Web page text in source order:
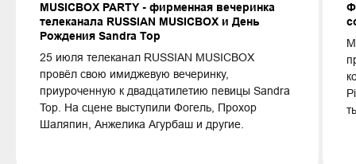
MUSICBOX PARTY - фирменная вечеринка
телеканала RUSSIAN MUSICBOX и День
Рождения Sandra Top
25 июля телеканал RUSSIAN MUSICBOX
провёл свою имиджевую вечеринку,
приуроченную к двадцатилетию певицы Sandra
Top. На сцене выступили Фогель, Прохор
Шаляпин, Анжелика Агурбаш и другие.